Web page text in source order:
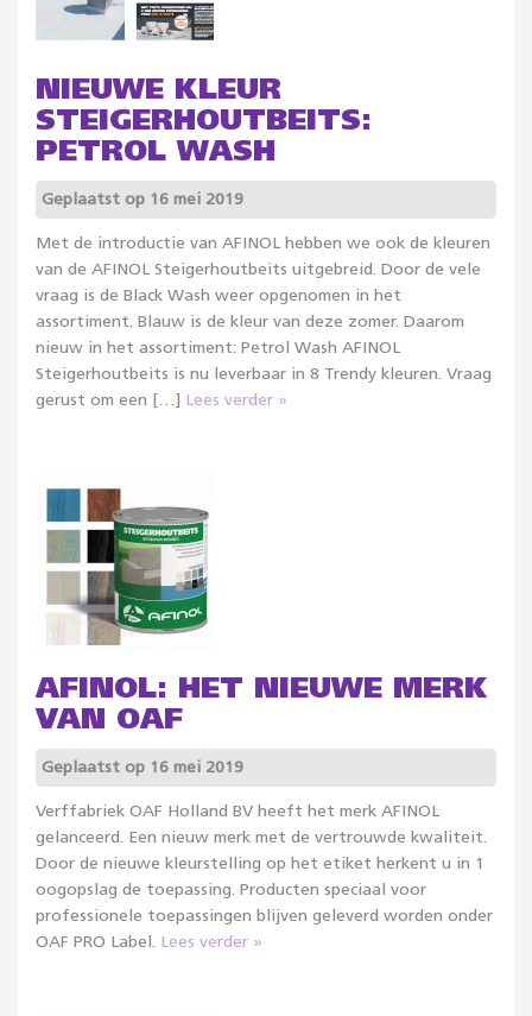
NIEUWE KLEUR
STEIGERHOUTBEITS:
PETROL WASH
Geplaatst op 16 mei 2019
Met de introductie van AFINOL hebben we ook de kleuren
van de AFINOL Steigerhoutbeits uitgebreid. Door de vele
vraag is de Black Wash weer opgenomen in het
assortiment. Blauw is de kleur van deze zomer. Daarom
nieuw in het assortiment: Petrol Wash AFINOL
Steigerhoutbeits is nu leverbaar in 8 Trendy kleuren. Vraag
gerust om een […]
Lees verder »
AFINOL: HET NIEUWE MERK
VAN OAF
Geplaatst op 16 mei 2019
Verffabriek OAF Holland BV heeft het merk AFINOL
gelanceerd. Een nieuw merk met de vertrouwde kwaliteit.
Door de nieuwe kleurstelling op het etiket herkent u in 1
oogopslag de toepassing. Producten speciaal voor
professionele toepassingen blijven geleverd worden onder
OAF PRO Label. Lees verder »